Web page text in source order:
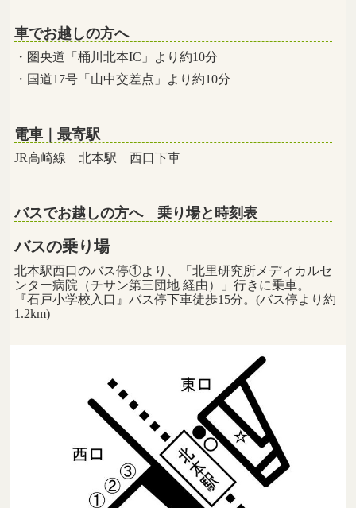
車でお越しの方へ
・圏央道「桶川北本IC」より約10分
・国道17号「山中交差点」より約10分
電車｜最寄駅
JR高崎線 北本駅 西口下車
バスでお越しの方へ 乗り場と時刻表
バスの乗り場
北本駅西口のバス停①より、「北里研究所メディカルセ
ンター病院（チサン第三団地 経由）」行きに乗車。
『石戸小学校入口』バス停下車徒歩15分。(バス停より約
1.2km)